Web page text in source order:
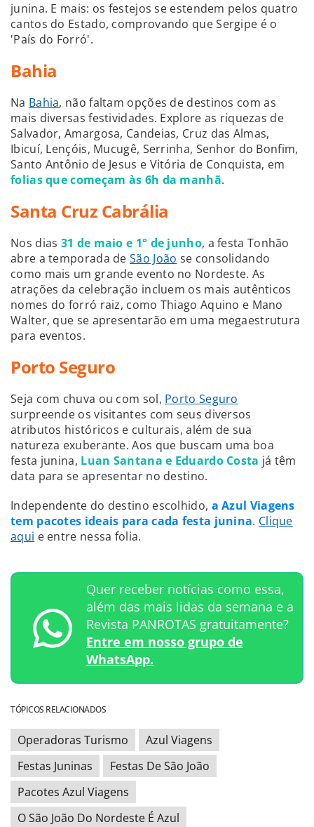
junina. E mais: os festejos se estendem pelos quatro
cantos do Estado, comprovando que Sergipe é o
'País do Forró'.
Bahia
Na Bahia, não faltam opções de destinos com as
mais diversas festividades. Explore as riquezas de
Salvador, Amargosa, Candeias, Cruz das Almas,
Ibicuí, Lençóis, Mucugê, Serrinha, Senhor do Bonfim,
Santo Antônio de Jesus e Vitória de Conquista, em
folias que começam às 6h da manhã.
Santa Cruz Cabrália
Nos dias 31 de maio e 1° de junho, a festa Tonhão
abre a temporada deSão João se consolidando
como mais um grande evento no Nordeste. As
atrações da celebração incluem os mais autênticos
nomes do forró raiz, como Thiago Aquino e Mano
Walter, que se apresentarão em uma megaestrutura
para eventos.
Porto Seguro
Seja com chuva ou com sol, Porto Seguro
surpreende os visitantes com seus diversos
atributos históricos e culturais, além de sua
natureza exuberante. Aos que buscam uma boa
festa junina, Luan Santana e Eduardo Costa já têm
data para se apresentar no destino.
Independente do destino escolhido, a Azul Viagens
tem pacotes ideais para cada festa junina. Clique
aqui e entre nessa folia.
Quer receber notícias como essa,
além das mais lidas da semana e a
Revista PANROTAS gratuitamente?
Entre em nosso grupo de
WhatsApp.
TÓPICOS RELACIONADOS
Operadoras Turismo
Azul Viagens
Festas Juninas
Festas De São João
Pacotes Azul Viagens
O São João Do Nordeste É Azul